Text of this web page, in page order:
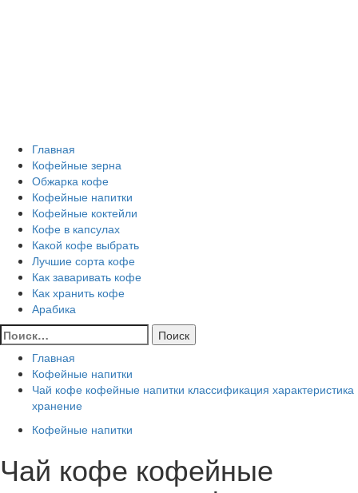
Главная
Кофейные зерна
Обжарка кофе
Кофейные напитки
Кофейные коктейли
Кофе в капсулах
Какой кофе выбрать
Лучшие сорта кофе
Как заваривать кофе
Как хранить кофе
Арабика
Найти:
Главная
Кофейные напитки
Чай кофе кофейные напитки классификация характеристика
хранение
Кофейные напитки
Чай кофе кофейные